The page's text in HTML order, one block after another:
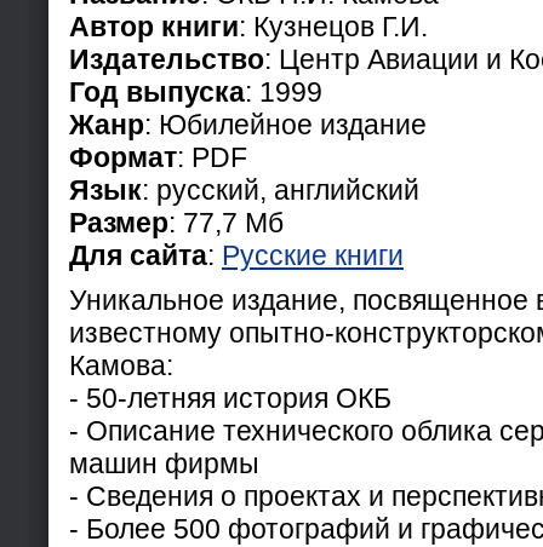
Автор книги: Кузнецов Г.И.
Издательство: Центр Авиации и
Год выпуска: 1999
Жанр: Юбилейное издание
Формат: PDF
Язык: русский, английский
Размер: 77,7 Мб
Для сайта: Русские книги
Уникальное издание, посвященное
известному опытно-
Камова:
- 50-летняя история ОКБ
- Описание технического облика
машин фирмы
- Сведения о проектах и
- Более 500 фотографий и